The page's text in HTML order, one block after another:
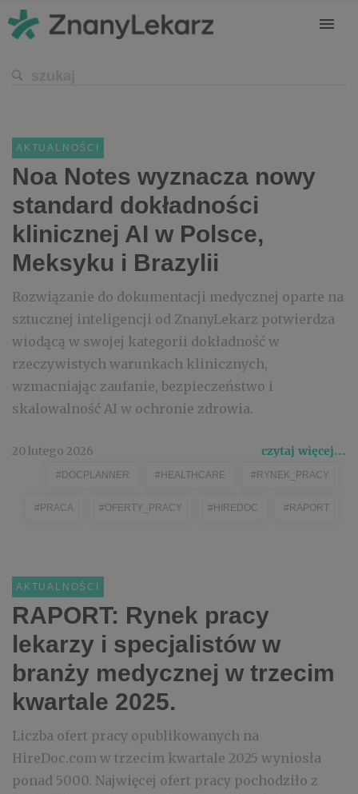
AKTUALNOŚCI
Noa Notes wyznacza nowy
standard dokładności
klinicznej AI w Polsce,
Meksyku i Brazylii
Rozwiązanie do dokumentacji medycznej oparte na
sztucznej inteligencji od ZnanyLekarz potwierdza
wiodącą w swojej kategorii dokładność w
rzeczywistych warunkach klinicznych,
wzmacniając zaufanie, bezpieczeństwo i
skalowalność AI w ochronie zdrowia.
20 lutego 2026 czytaj więcej...
#DOCPLANNER #HEALTHCARE #RYNEK_PRACY
#PRACA #OFERTY_PRACY #HIREDOC #RAPORT
AKTUALNOŚCI
RAPORT: Rynek pracy
lekarzy i specjalistów w
branży medycznej w trzecim
kwartale 2025.
Liczba ofert pracy opublikowanych na
HireDoc.com w trzecim kwartale 2025 wyniosła
ponad 5000. Najwięcej ofert pracy pochodziło z